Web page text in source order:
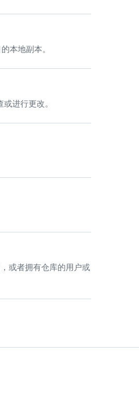
本地副本。
进行更改。
或者拥有仓库的用户或